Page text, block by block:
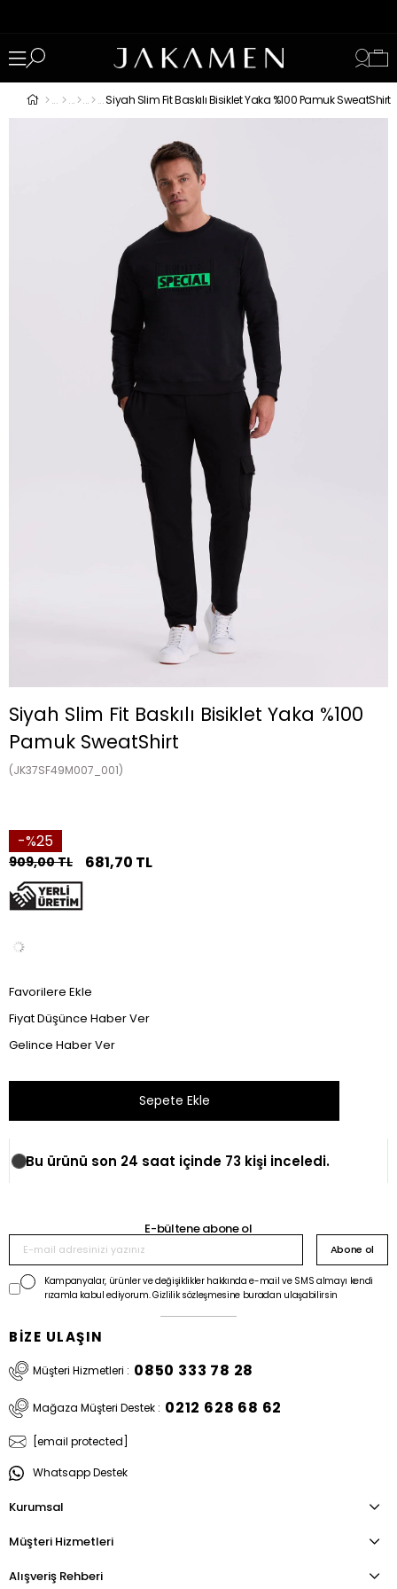
Siyah Slim Fit Baskılı Bisiklet Yaka %100 Pamuk SweatShirt
Siyah Slim Fit Baskılı Bisiklet Yaka %100
Pamuk SweatShirt
(JK37SF49M007_001)
25
909,00 TL 681,70 TL
Favorilere Ekle
Fiyat Düşünce Haber Ver
Gelince Haber Ver
Bu ürünü son 24 saat içinde 73 kişi inceledi.
E-bültene abone ol
Abone ol
Kampanyalar, ürünler ve değişiklikler hakkında e-mail ve SMS almayı kendi
rızamla kabul ediyorum. Gizlilik sözleşmesine buradan ulaşabilirsin
BİZE ULAŞIN
Müşteri Hizmetleri : 0850 333 78 28
Mağaza Müşteri Destek : 0212 628 68 62
[email protected]
Whatsapp Destek
Kurumsal
Müşteri Hizmetleri
Alışveriş Rehberi